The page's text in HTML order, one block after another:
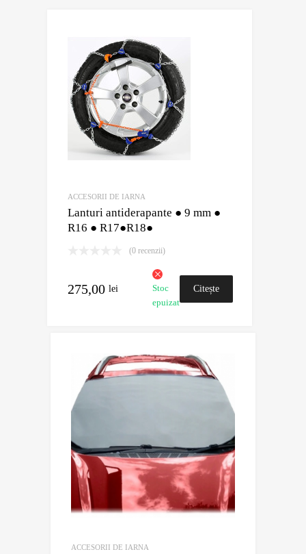
ACCESORII DE IARNA
Lanturi antiderapante ● 9 mm ●
R16 ● R17●R18●
(0 recenzii)
275,00 lei
Stoc
epuizat
Citește
ACCESORII DE IARNA